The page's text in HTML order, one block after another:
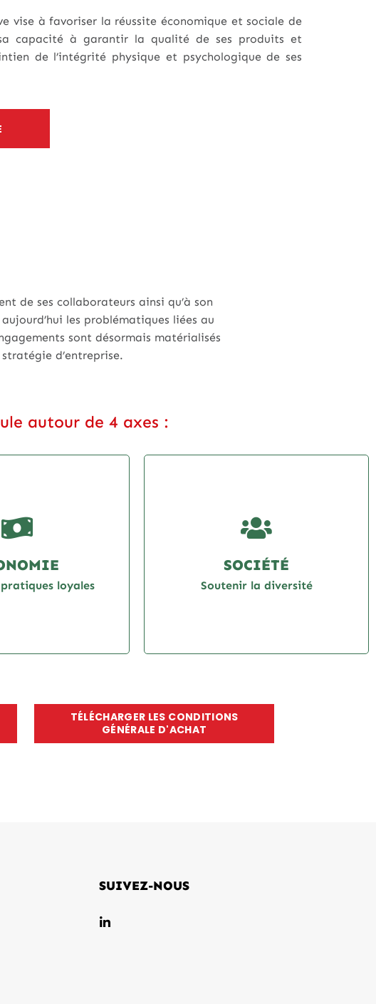
vise à favoriser la réussite économique et sociale de
capacité à garantir la qualité de ses produits et
de l’intégrité physique et psychologique de ses
de ses collaborateurs ainsi qu’à son
les problématiques liées au
sont désormais matérialisés
d’entreprise.
autour de 4 axes :
loyales
risques CFSI
SOCIÉTÉ
Soutenir la diversité
• Mixité et égalité professionnelle
• Lutte contre toute forme de
TÉLÉCHARGER LES CONDITIONS
GÉNÉRALE D'ACHAT
SUIVEZ-NOUS